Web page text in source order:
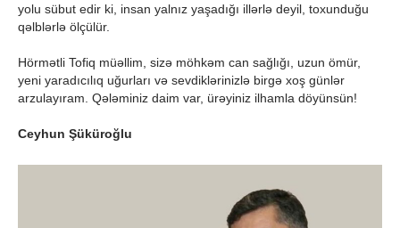
yolu sübut edir ki, insan yalnız yaşadığı illərlə deyil, toxunduğu
qəlblərlə ölçülür.
Hörmətli Tofiq müəllim, sizə möhkəm can sağlığı, uzun ömür,
yeni yaradıcılıq uğurları və sevdiklərinizlə birgə xoş günlər
arzulayıram. Qələminiz daim var, ürəyiniz ilhamla döyünsün!
Ceyhun Şüküroğlu